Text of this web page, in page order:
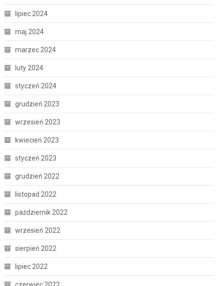
lipiec 2024
maj 2024
marzec 2024
luty 2024
styczeń 2024
grudzień 2023
wrzesień 2023
kwiecień 2023
styczeń 2023
grudzień 2022
listopad 2022
październik 2022
wrzesień 2022
sierpień 2022
lipiec 2022
czerwiec 2022